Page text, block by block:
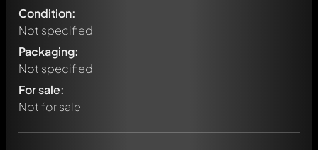
Condition:
Not specified
Packaging:
Not specified
For sale:
Not for sale